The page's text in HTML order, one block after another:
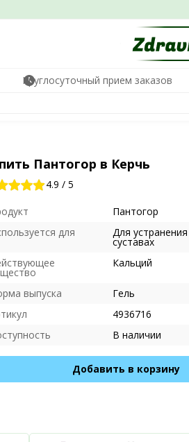
Круглосуточный прием заказов
Пантогор в Керчь
4.9 / 5
Пантогор
для
Для
суставах
Кальций
выпуска
Гель
4936716
В наличии
Добавить в корзину